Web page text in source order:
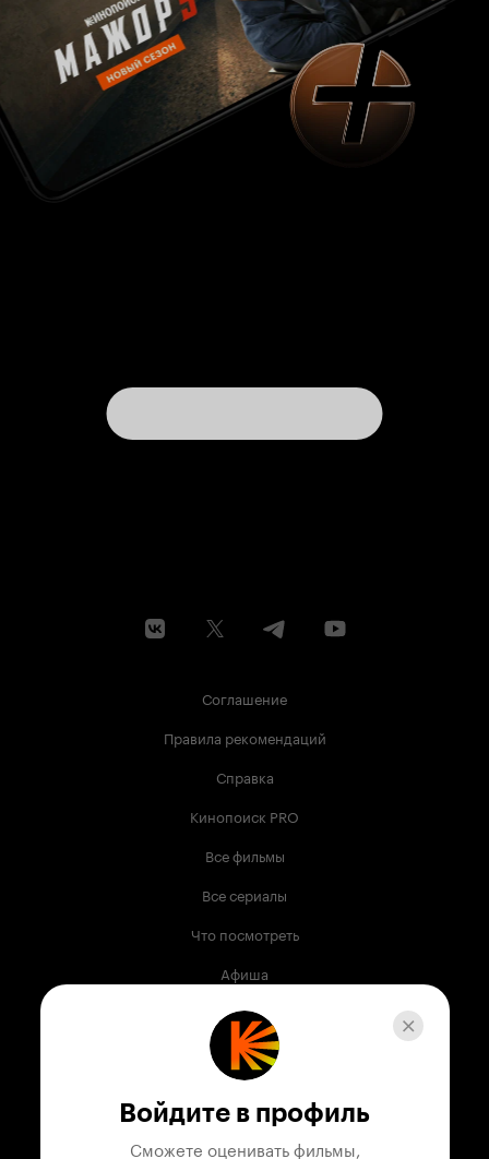
Соглашение
Правила рекомендаций
Справка
Кинопоиск PRO
Все фильмы
Все сериалы
Что посмотреть
Афиша
Музыка
Телепрограмма
Служба поддержки
Войдите в профиль
Сможете оценивать фильмы,